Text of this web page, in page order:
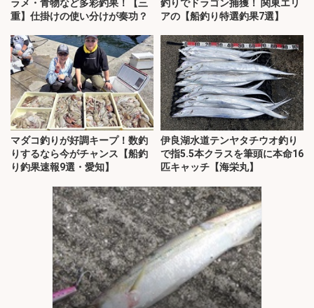
ラメ・青物など多彩釣果！【三
重】仕掛けの使い分けが奏功？
釣りでドラゴン捕獲！ 関東エリ
アの【船釣り特選釣果7選】
マダコ釣りが好調キープ！数釣
りするなら今がチャンス【船釣
り釣果速報9選・愛知】
伊良湖水道テンヤタチウオ釣り
で指5.5本クラスを筆頭に本命16
匹キャッチ【海栄丸】